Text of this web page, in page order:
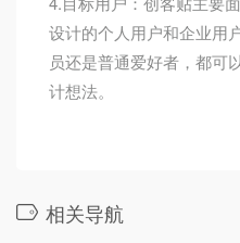
设计的个人用户和企业用
员还是普通爱好者，都可
计想法。
相关导航